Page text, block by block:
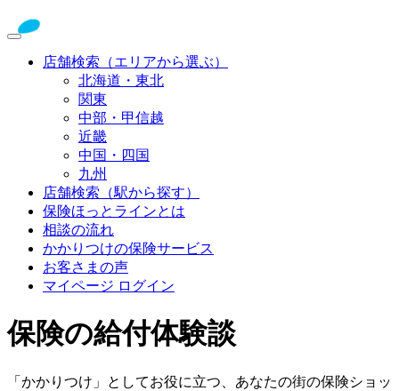
店舗検索（エリアから選ぶ）
北海道・東北
関東
中部・甲信越
近畿
中国・四国
九州
店舗検索（駅から探す）
保険ほっとラインとは
相談の流れ
かかりつけの保険サービス
お客さまの声
マイページ ログイン
保険の給付体験談
「かかりつけ」としてお役に立つ、あなたの街の保険ショッ